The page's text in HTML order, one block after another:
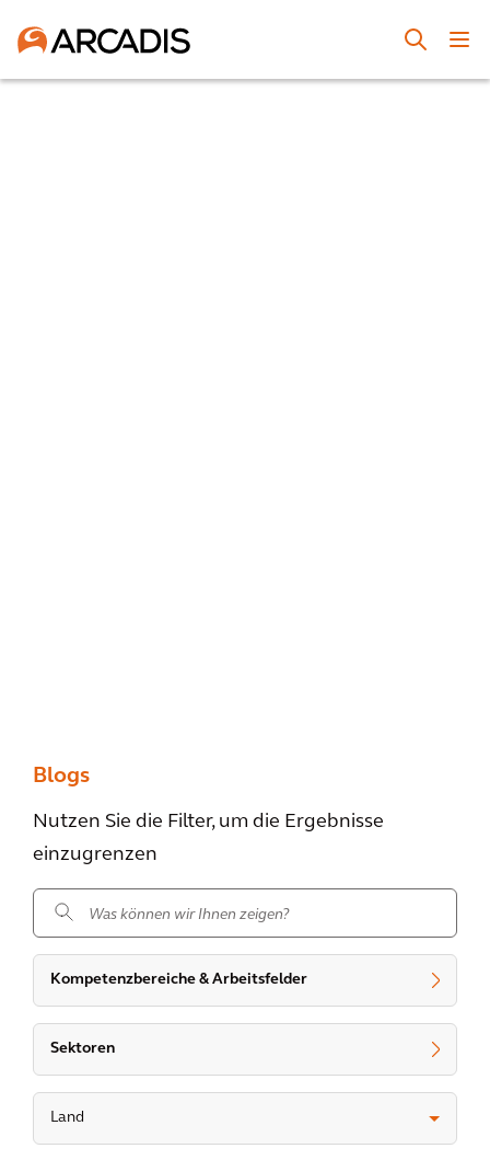
Blogs
Nutzen Sie die Filter, um die Ergebnisse
einzugrenzen
Kompetenzbereiche & Arbeitsfelder
Sektoren
Land